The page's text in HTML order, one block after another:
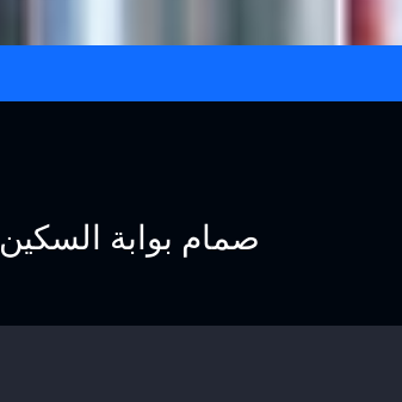
صمام بوابة السكين